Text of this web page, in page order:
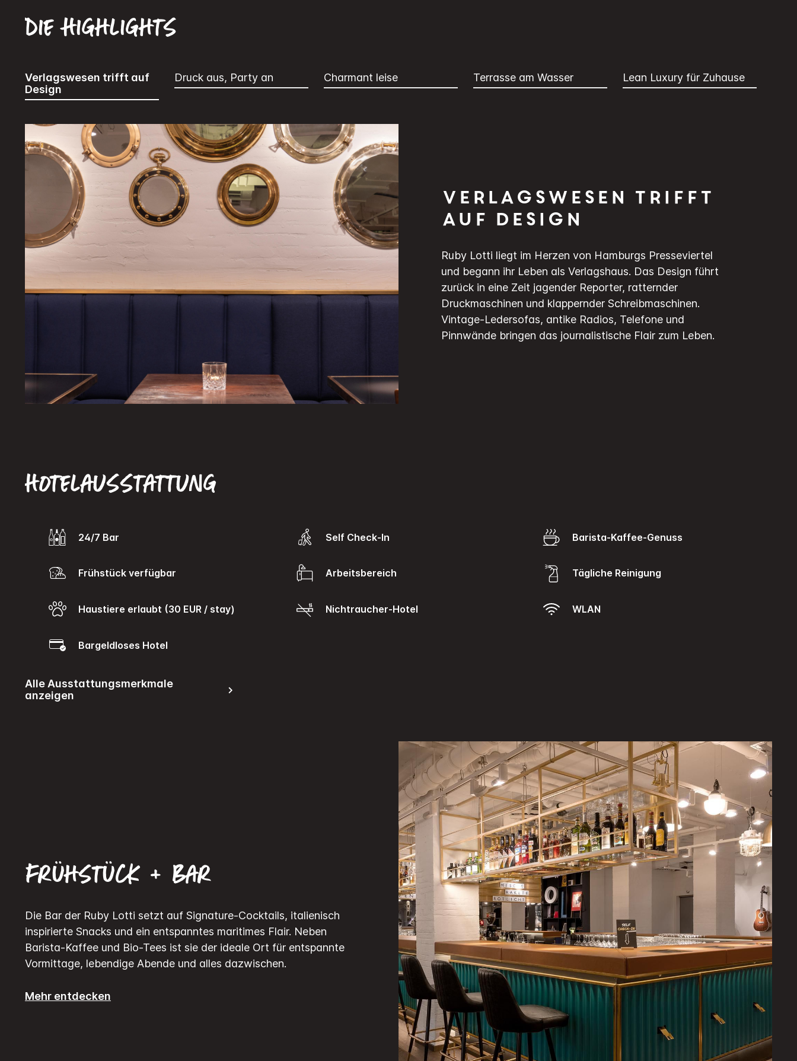
Die Highlights
Verlagswesen trifft auf
Design
Druck aus, Party an Charmant leise Terrasse am Wasser Lean Luxury für Zuhause
Verlagswesen trifft
auf Design
Ruby Lotti liegt im Herzen von Hamburgs Presseviertel
und begann ihr Leben als Verlagshaus. Das Design führt
zurück in eine Zeit jagender Reporter, ratternder
Druckmaschinen und klappernder Schreibmaschinen.
Vintage-Ledersofas, antike Radios, Telefone und
Pinnwände bringen das journalistische Flair zum Leben.
Hotelausstattung
24/7 Bar Self Check-In Barista-Kaffee-Genuss
Frühstück verfügbar Arbeitsbereich Tägliche Reinigung
Haustiere erlaubt (30 EUR / stay) Nichtraucher-Hotel WLAN
Bargeldloses Hotel
Alle Ausstattungsmerkmale
anzeigen
Frühstück + Bar
Die Bar der Ruby Lotti setzt auf Signature-Cocktails, italienisch
inspirierte Snacks und ein entspanntes maritimes Flair. Neben
Barista-Kaffee und Bio-Tees ist sie der ideale Ort für entspannte
Vormittage, lebendige Abende und alles dazwischen.
Mehr entdecken